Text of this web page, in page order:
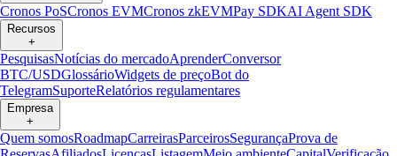
Cronos PoSCronos EVMCronos zkEVMPay SDKAI Agent SDK
Recursos
+
PesquisasNotícias do mercadoAprenderConversor
BTC/USDGlossárioWidgets de preçoBot do
TelegramSuporteRelatórios regulamentares
Empresa
+
Quem somosRoadmapCarreirasParceirosSegurançaProva de